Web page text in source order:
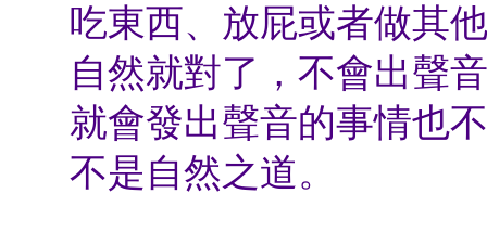
吃東西、放屁或者做其
自然就對了，不會出聲
就會發出聲音的事情也
不是自然之道。